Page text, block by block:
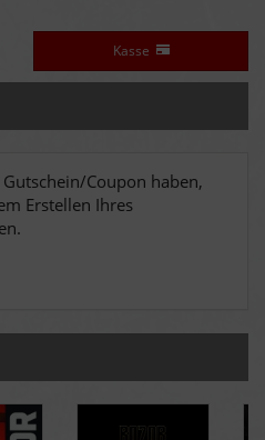
Kasse
Coupon haben,
Erstellen Ihres